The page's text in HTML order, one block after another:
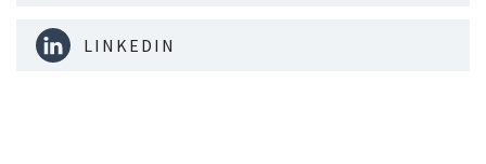
LINKEDIN